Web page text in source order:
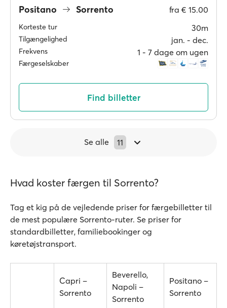
Positano Sorrento fra € 15.00
Korteste tur 30m
Tilgængelighed jan. ‐ dec.
Frekvens 1 ‐ 7 dage om ugen
Færgeselskaber
Find billetter
Se alle 11
Hvad koster færgen til Sorrento?
Tag et kig på de vejledende priser for færgebilletter til
de mest populære Sorrento-ruter. Se priser for
standardbilletter, familiebookinger og
køretøjstransport.
Capri –
Sorrento
Beverello,
Napoli –
Sorrento
Positano –
Sorrento